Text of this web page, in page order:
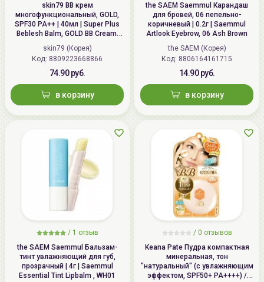
skin79 ВВ крем
многофункциональный, GOLD,
SPF30 PA++ | 40мл | Super Plus
Beblesh Balm, GOLD BB Cream,
SPF30 PA++
skin79 (Корея)
Код: 8809223668866
74.90 руб.
в корзину
the SAEM Saemmul Карандаш
для бровей, 06 пепельнo-
коричневый | 0.2г | Saemmul
Artlook Eyebrow, 06 Ash Brown
the SAEM (Корея)
Код: 8806164161715
14.90 руб.
в корзину
/ 1 отзыв
the SAEM Saemmul Бальзам-
тинт увлажняющий для губ,
прозрачный | 4г | Saemmul
Essential Tint Lipbalm , WH01
/ 0 отзывов
Keana Pate Пудра компактная
минеральная, тон
"натуральный" (с увлажняющим
эффектом, SPF50+ PA++++) /